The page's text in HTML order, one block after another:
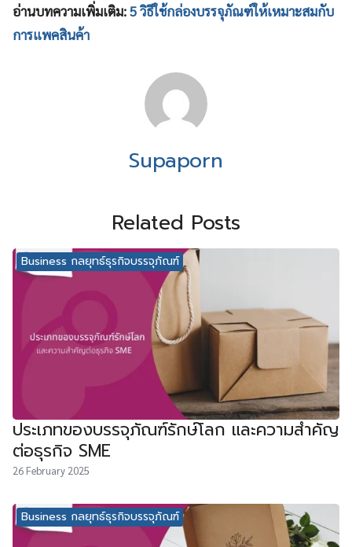
อ่านบทความเพิ่มเติม:5 วิธีใช้กล่องบรรจุภัณฑ์ให้เหมาะสมกับ
การแพคสินค้า
Supaporn
Related Posts
Business กลยุทธ์ธุรกิจบรรจุภัณฑ์
ประเภทของบรรจุภัณฑ์รักษ์โลก และความสำคัญ
ต่อธุรกิจ SME
26 February 2025
Business กลยุทธ์ธุรกิจบรรจุภัณฑ์